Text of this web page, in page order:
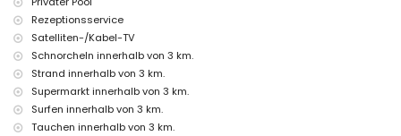
Sport
Tennis, Wandern, Mountainbiking, Radfahren, Klettern, Kanufahren,
Kajakfahren, Angeln, Tauchen, Schnorcheln, Surfen, Windsurfen und
Wasserski (innerhalb von 5 Kilometern von der Villa)
Golf (Jávea Golf Club, Jávea) und Reiten (innerhalb von 10 Kilometern
von der Villa)
Rezeptionsservice
Satelliten-/Kabel-TV
Schnorcheln innerhalb von 3 km.
Strand innerhalb von 3 km.
Supermarkt innerhalb von 3 km.
Surfen innerhalb von 3 km.
Tauchen innerhalb von 3 km.